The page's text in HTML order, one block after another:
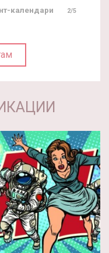
календари 2/5